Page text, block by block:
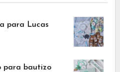
para Lucas
para bautizo